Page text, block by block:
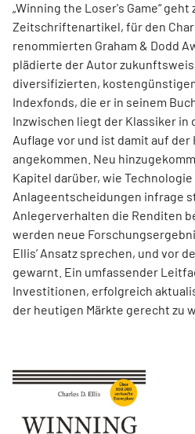
„Winning the Loser's Game“
Zeitschriftenartikel, für den
renommierten Graham & Dodd
plädierte der Autor
diversifizierten,
Indexfonds, die er in seinem
Inzwischen liegt der Klassiker
Auflage vor und ist damit auf der
angekommen. Neu
Kapitel darüber, wie
Anlageentscheidungen infrage
Anlegerverhalten die Renditen
werden neue
Ellis’ Ansatz sprechen, und vor
gewarnt. Ein umfassender
Investitionen, erfolgreich
der heutigen Märkte gerecht zu